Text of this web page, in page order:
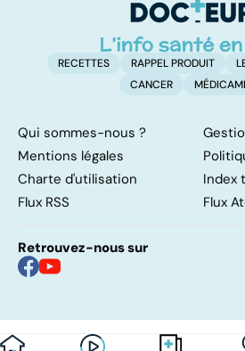
RECETTES RAPPEL PRODUIT
CANCER
Qui sommes-nous ?
Mentions légales
Charte d'utilisation
Index
Flux RSS
Flux
Retrouvez-nous sur